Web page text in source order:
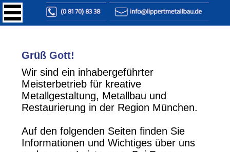
Grüß Gott!
Wir sind ein inhabergeführter
Meisterbetrieb für kreative
Metallgestaltung, Metallbau und
Restaurierung in der Region München.
Auf den folgenden Seiten finden Sie
Informationen und Wichtiges über uns